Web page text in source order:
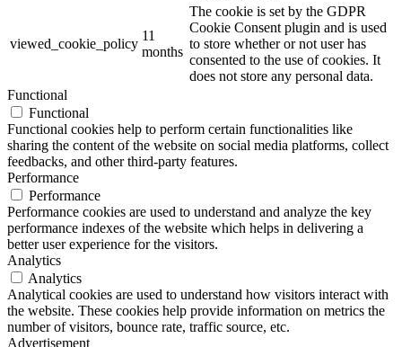
viewed_cookie_policy
11
months
The cookie is set by the GDPR
Cookie Consent plugin and is used
to store whether or not user has
consented to the use of cookies. It
does not store any personal data.
Functional
Functional
Functional cookies help to perform certain functionalities like
sharing the content of the website on social media platforms, collect
feedbacks, and other third-party features.
Performance
Performance
Performance cookies are used to understand and analyze the key
performance indexes of the website which helps in delivering a
better user experience for the visitors.
Analytics
Analytics
Analytical cookies are used to understand how visitors interact with
the website. These cookies help provide information on metrics the
number of visitors, bounce rate, traffic source, etc.
Advertisement